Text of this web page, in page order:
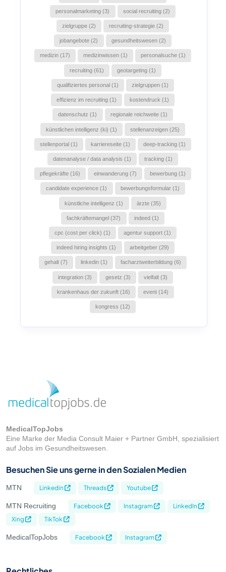
personalmarketing (3) social recruiting (2)
zielgruppe (2) recruiting-strategie (2)
jobangebote (2) gesundheitswesen (2)
medizin (17) medizinwissen (1) personalsuche (1)
recruiting (61) geotargeting (1)
qualifiziertes personal (1) zielgruppen (1)
effizienz im recruiting (1) kostendruck (1)
datenschutz (1) regionale reichweite (1)
künstlichen intelligenz (ki) (1) stellenanzeigen (25)
stellenportal (1) karriereseite (1) deep-tracking (1)
datenanalyse / data analysis (1) tracking (1)
pflegekräfte (16) einwanderung (7) bewerbung (1)
candidate experience (1) bewerbungsformular (1)
künstliche intelligenz (1) ärzte (35)
fachkräftemangel (37) indeed (1)
cpc (cost per click) (1) agentur support (1)
indeed hiring insights (1) arbeitgeber (29)
gehalt (7) linkedin (1) facharztweiterbildung (6)
integration (3) gesetz (3) vielfalt (3)
krankenhaus der zukunft (16) event (14)
kongress (12)
MedicalTopJobs
Eine Marke der Media Consult Maier + Partner GmbH, spezialisiert
auf Jobs im Gesundheitswesen.
Besuchen Sie uns gerne in den Sozialen Medien
MTN Linkedin Threads Youtube
MTN Recruiting Facebook Instagram
LinkedIn
Xing
TikTok
MedicalTopJobs Facebook Instagram